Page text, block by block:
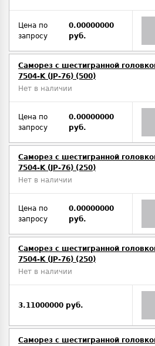
Цена по
запросу
0.00000000
руб.
Саморез с шестигранной
7504-K (JP-76) (500)
Нет в наличии
Цена по
запросу
0.00000000
руб.
Саморез с шестигранной
7504-K (JP-76) (250)
Нет в наличии
Цена по
запросу
0.00000000
руб.
Саморез с шестигранной
7504-K (JP-76) (250)
Нет в наличии
3.11000000 руб.
Саморез с шестигранной